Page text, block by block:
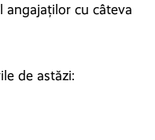
angajaților cu câteva
de astăzi: